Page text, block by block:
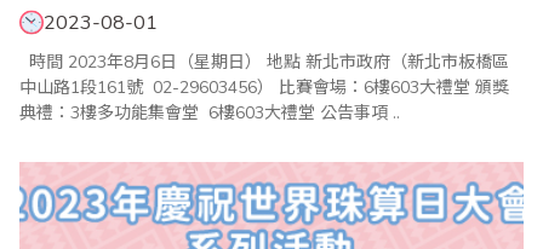
2023-08-01
中山路1段161號 02-29603456） 比賽會場：6樓603大禮堂 頒獎
典禮：3樓多功能集會堂 6樓603大禮堂 公告事項 ..